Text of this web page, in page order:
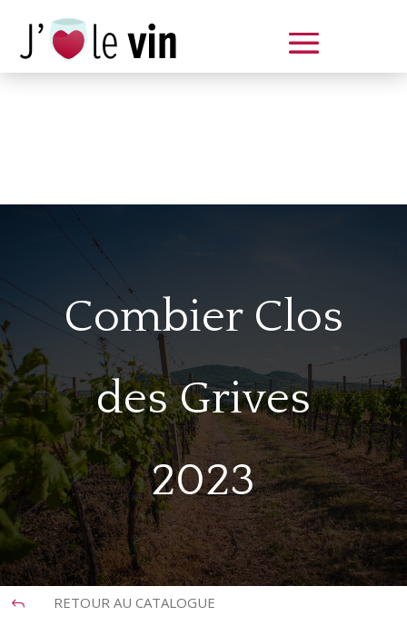
Combier Clos
des Grives
2023
J RETOUR AU CATALOGUE